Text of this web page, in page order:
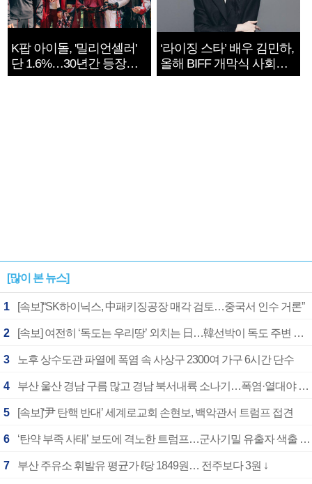
K팝 아이돌, '밀리언셀러'
단 1.6%…30년간 등장
1182개팀 전수조사
‘라이징 스타’ 배우 김민하,
올해 BIFF 개막식 사회자
확정
[많이 본 뉴스]
1 [속보]“SK하이닉스, 中패키징공장 매각 검토…중국서 인수 거론”
2 [속보] 여전히 ‘독도는 우리땅’ 외치는 日…韓선박이 독도 주변 해양조사 활동하자 반발
3 노후 상수도관 파열에 폭염 속 사상구 2300여 가구 6시간 단수
4 부산 울산 경남 구름 많고 경남 북서내륙 소나기…폭염·열대야 계속
5 [속보]‘尹 탄핵 반대’ 세계로교회 손현보, 백악관서 트럼프 접견
6 ‘탄약 부족 사태’ 보도에 격노한 트럼프…군사기밀 유출자 색출 지시
7 부산 주유소 휘발유 평균가 ℓ당 1849원… 전주보다 3원 ↓